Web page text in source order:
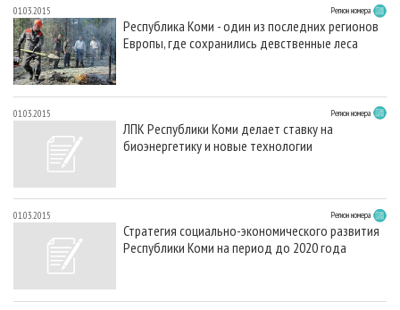
01.03.2015 Регион номера
Республика Коми - один из последних регионов
Европы, где сохранились девственные леса
01.03.2015 Регион номера
ЛПК Республики Коми делает ставку на
биоэнергетику и новые технологии
01.03.2015 Регион номера
Стратегия социально-экономического развития
Республики Коми на период до 2020 года